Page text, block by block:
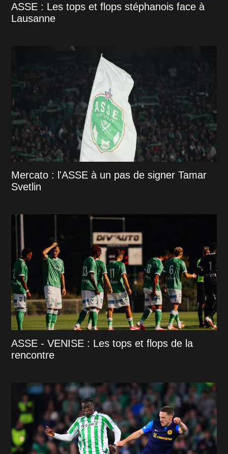
ASSE : Les tops et flops stéphanois face à
Lausanne
Mercato : l'ASSE à un pas de signer Tamar
Svetlin
ASSE - VENISE : Les tops et flops de la
rencontre